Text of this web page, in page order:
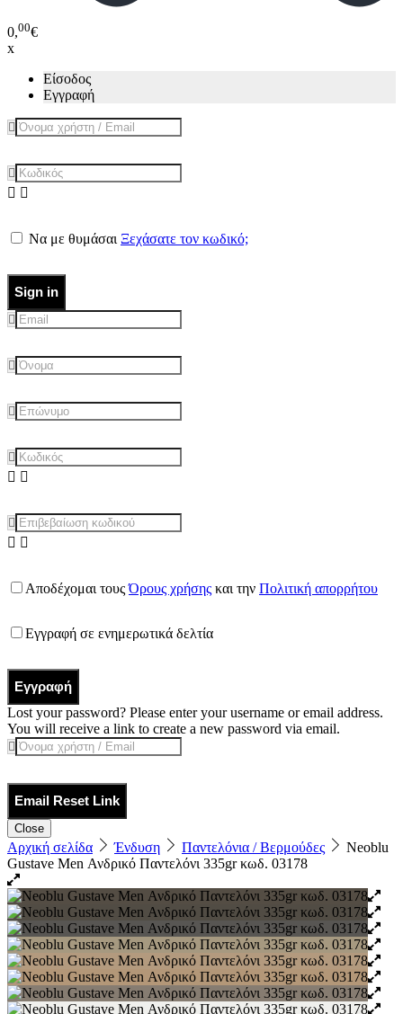
0,00€
x
Είσοδος
Εγγραφή
Να με θυμάσαι Ξεχάσατε τον κωδικό;
Sign in
Αποδέχομαι τουςΌρους χρήσης και την Πολιτική απορρήτου
Εγγραφή σε ενημερωτικά δελτία
Εγγραφή
Lost your password? Please enter your username or email address.
You will receive a link to create a new password via email.
Email Reset Link
Close
Αρχική σελίδα Ένδυση Παντελόνια / Βερμούδες
Neoblu
Gustave Men Ανδρικό Παντελόνι 335gr κωδ. 03178